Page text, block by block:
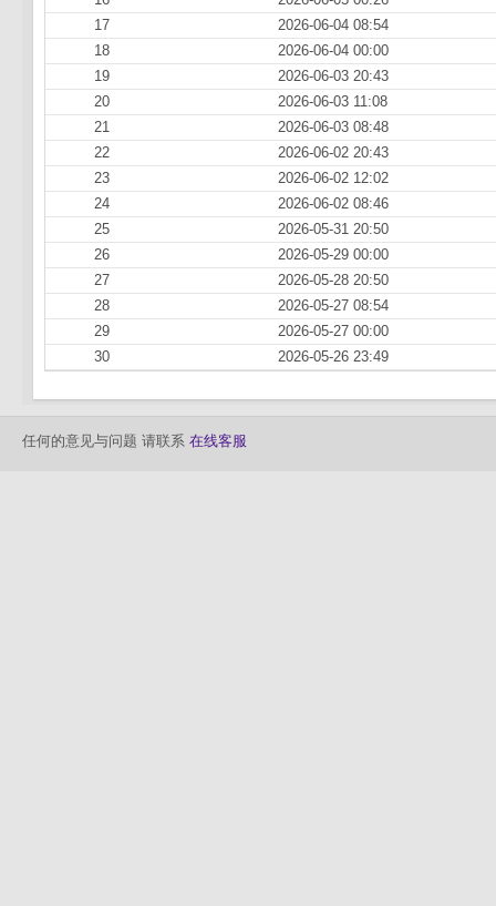
17
2026-06-04 08:54
18
2026-06-04 00:00
19
2026-06-03 20:43
20
2026-06-03 11:08
21
2026-06-03 08:48
22
2026-06-02 20:43
23
2026-06-02 12:02
24
2026-06-02 08:46
25
2026-05-31 20:50
26
2026-05-29 00:00
27
2026-05-28 20:50
28
2026-05-27 08:54
29
2026-05-27 00:00
30
2026-05-26 23:49
任何的意见与问题 请联系 在线客服